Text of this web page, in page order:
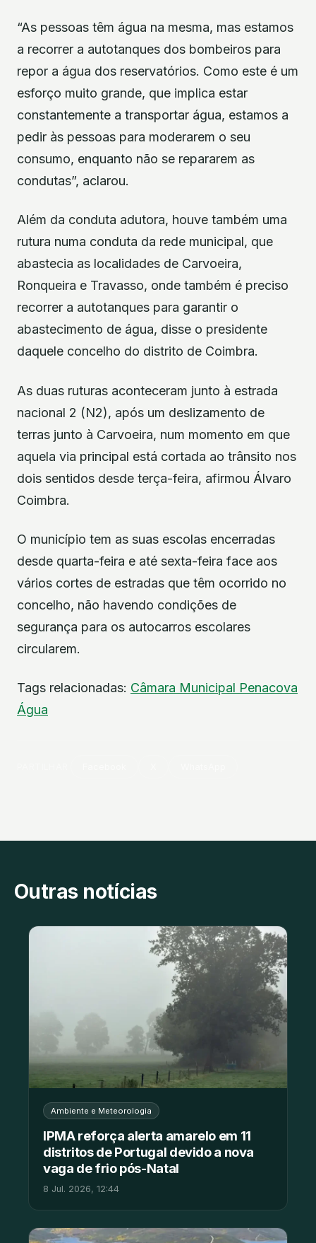
“As pessoas têm água na mesma, mas estamos
a recorrer a autotanques dos bombeiros para
repor a água dos reservatórios. Como este é um
esforço muito grande, que implica estar
constantemente a transportar água, estamos a
pedir às pessoas para moderarem o seu
consumo, enquanto não se repararem as
condutas”, aclarou.
Além da conduta adutora, houve também uma
rutura numa conduta da rede municipal, que
abastecia as localidades de Carvoeira,
Ronqueira e Travasso, onde também é preciso
recorrer a autotanques para garantir o
abastecimento de água, disse o presidente
daquele concelho do distrito de Coimbra.
As duas ruturas aconteceram junto à estrada
nacional 2 (N2), após um deslizamento de
terras junto à Carvoeira, num momento em que
aquela via principal está cortada ao trânsito nos
dois sentidos desde terça-feira, afirmou Álvaro
Coimbra.
O município tem as suas escolas encerradas
desde quarta-feira e até sexta-feira face aos
vários cortes de estradas que têm ocorrido no
concelho, não havendo condições de
segurança para os autocarros escolares
circularem.
Tags relacionadas: Câmara Municipal Penacova
Água
Outras notícias
Ambiente e Meteorologia
IPMA reforça alerta amarelo em 11
distritos de Portugal devido a nova
vaga de frio pós-Natal
8 Jul. 2026, 12:44